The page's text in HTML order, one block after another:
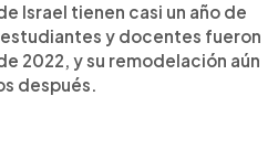
Israel tienen casi un año de
y docentes fueron
2022, y su remodelación aún
después.